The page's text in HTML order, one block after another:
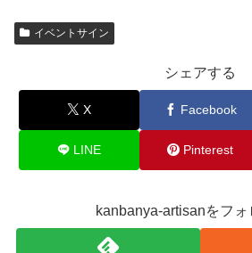
イベントサイン
シェアする
X Facebook
LINE Pinterest
kanbanya-artisanをフォ